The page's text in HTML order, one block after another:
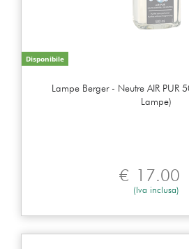
Disponibile
Lampe Berger - Neutre AIR PUR
Lampe)
€ 17.00
(Iva inclusa)